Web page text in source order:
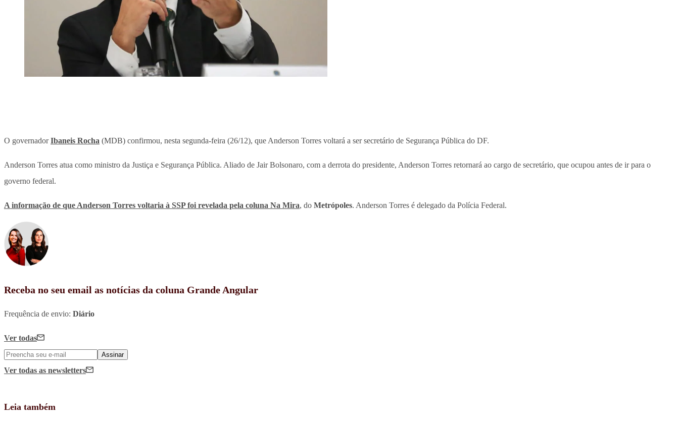
O governadorIbaneis Rocha (MDB) confirmou, nesta segunda-feira (26/12), que Anderson Torres voltará a ser secretário de Segurança Pública do DF.
Anderson Torres atua como ministro da Justiça e Segurança Pública. Aliado de Jair Bolsonaro, com a derrota do presidente, Anderson Torres retornará ao cargo de secretário, que ocupou antes de ir para o
governo federal.
A informação de que Anderson Torres voltaria à SSP foi revelada pela coluna Na Mira, do Metrópoles. Anderson Torres é delegado da Polícia Federal.
Receba no seu email as notícias da coluna Grande Angular
Frequência de envio: Diário
Ver todas
Assinar
Ver todas as newsletters
Leia também